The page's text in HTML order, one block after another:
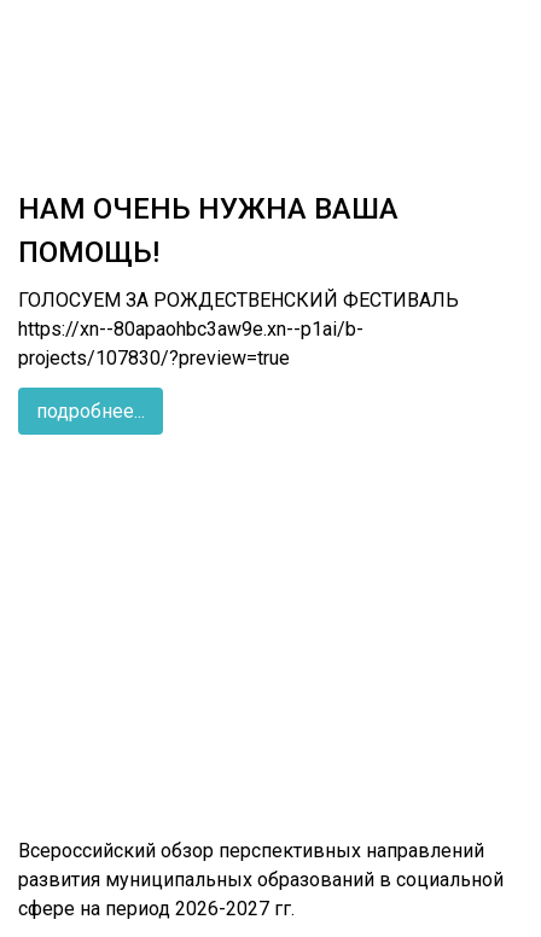
НАМ ОЧЕНЬ НУЖНА ВАША
ПОМОЩЬ!
ГОЛОСУЕМ ЗА РОЖДЕСТВЕНСКИЙ ФЕСТИВАЛЬ
https://xn--80apaohbc3aw9e.xn--p1ai/b-
projects/107830/?preview=true
подробнее...
Всероссийский обзор перспективных направлений
развития муниципальных образований в социальной
сфере на период 2026-2027 гг.